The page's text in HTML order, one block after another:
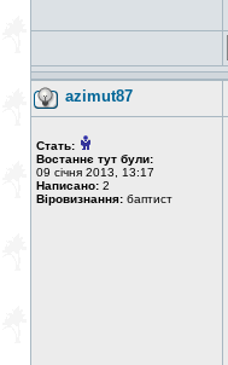
azimut87
Стать:
Востаннє тут були:
09 січня 2013, 13:17
Написано: 2
Віровизнання: баптист